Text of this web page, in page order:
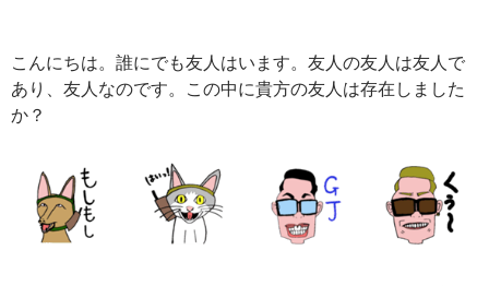
こんにちは。誰にでも友人はいます。友人の友人は友人で
あり、友人なのです。この中に貴方の友人は存在しました
か？